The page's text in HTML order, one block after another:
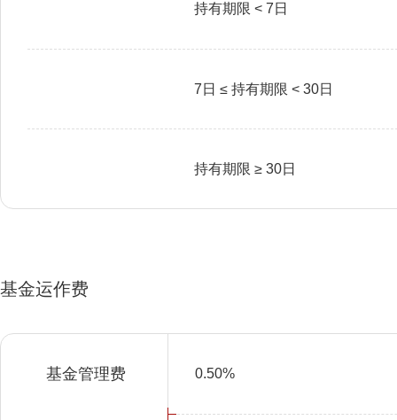
持有期限 < 7日
7日 ≤ 持有期限 < 30日
持有期限 ≥ 30日
基金运作费
基金管理费 0.50%